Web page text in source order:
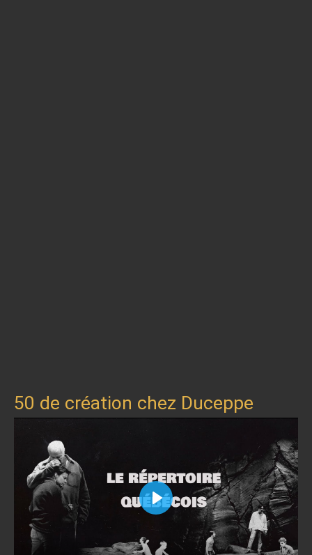
50 de création chez Duceppe
Play